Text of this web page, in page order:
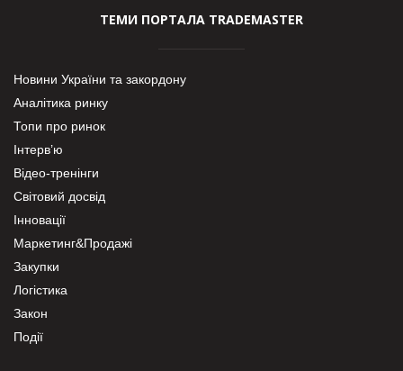
ТЕМИ ПОРТАЛА TRADEMASTER
Новини України та закордону
Аналітика ринку
Топи про ринок
Інтерв’ю
Відео-тренінги
Світовий досвід
Інновації
Маркетинг&Продажі
Закупки
Логістика
Закон
Події